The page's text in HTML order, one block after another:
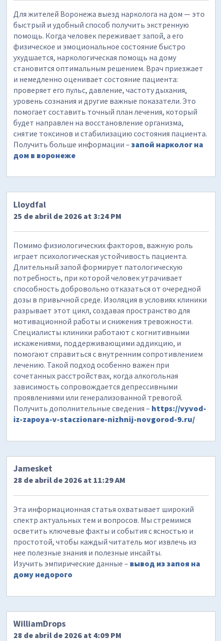
Для жителей Воронежа выезд нарколога на дом — это
быстрый и удобный способ получить экстренную
помощь. Когда человек переживает запой, а его
физическое и эмоциональное состояние быстро
ухудшается, наркологическая помощь на дому
становится оптимальным решением. Врач приезжает
и немедленно оценивает состояние пациента:
проверяет его пульс, давление, частоту дыхания,
уровень сознания и другие важные показатели. Это
помогает составить точный план лечения, который
будет направлен на восстановление организма,
снятие токсинов и стабилизацию состояния пациента.
Получить больше информации –запой нарколог на
дом в воронеже
Lloydfal
25 de abril de 2026 at 3:24 PM
Помимо физиологических факторов, важную роль
играет психологическая устойчивость пациента.
Длительный запой формирует патологическую
потребность, при которой человек утрачивает
способность добровольно отказаться от очередной
дозы в привычной среде. Изоляция в условиях клиники
разрывает этот цикл, создавая пространство для
мотивационной работы и снижения тревожности.
Специалисты клиники работают с когнитивными
искажениями, поддерживающими аддикцию, и
помогают справиться с внутренним сопротивлением
лечению. Такой подход особенно важен при
сочетанных расстройствах, когда алкогольная
зависимость сопровождается депрессивными
проявлениями или генерализованной тревогой.
Получить дополнительные сведения – https://vyvod-
iz-zapoya-v-staczionare-nizhnij-novgorod-9.ru/
Jamesket
28 de abril de 2026 at 11:29 AM
Эта информационная статья охватывает широкий
спектр актуальных тем и вопросов. Мы стремимся
осветить ключевые факты и события с ясностью и
простотой, чтобы каждый читатель мог извлечь из
нее полезные знания и полезные инсайты.
Изучить эмпирические данные – вывод из запоя на
дому недорого
WilliamDrops
28 de abril de 2026 at 4:09 PM